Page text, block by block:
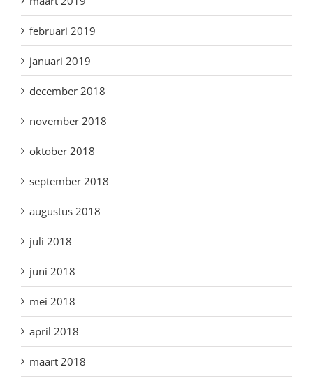
februari 2019
januari 2019
december 2018
november 2018
oktober 2018
september 2018
augustus 2018
juli 2018
juni 2018
mei 2018
april 2018
maart 2018